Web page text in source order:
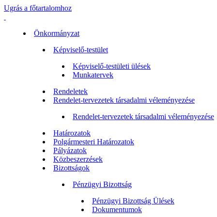
Ugrás a főtartalomhoz
Önkormányzat
Képviselő-testület
Képviselő-testületi ülések
Munkatervek
Rendeletek
Rendelet-tervezetek társadalmi véleményezése
Rendelet-tervezetek társadalmi véleményezése
Határozatok
Polgármesteri Határozatok
Pályázatok
Közbeszerzések
Bizottságok
Pénzügyi Bizottság
Pénzügyi Bizottság Ülések
Dokumentumok